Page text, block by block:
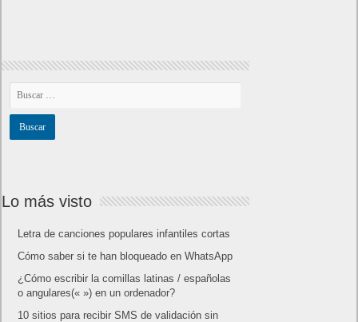
Lo más visto
Letra de canciones populares infantiles cortas
Cómo saber si te han bloqueado en WhatsApp
¿Cómo escribir la comillas latinas / españolas
o angulares(« ») en un ordenador?
10 sitios para recibir SMS de validación sin